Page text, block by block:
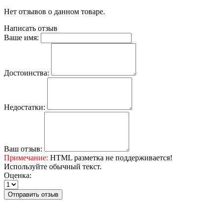
Нет отзывов о данном товаре.
Написать отзыв
Ваше имя:
Достоинства:
Недостатки:
Ваш отзыв:
Примечание: HTML разметка не поддерживается!
Используйте обычный текст.
Оценка:
Отправить отзыв